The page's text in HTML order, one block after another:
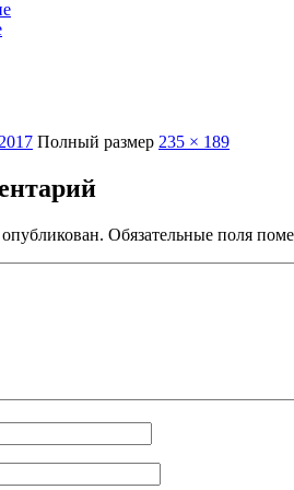
Полный размер 235 × 189
Обязательные поля